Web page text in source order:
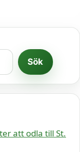
Sök
att odla till St.